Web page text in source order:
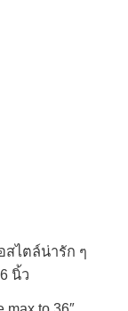
สไตล์น่ารัก ๆ
นิ้ว